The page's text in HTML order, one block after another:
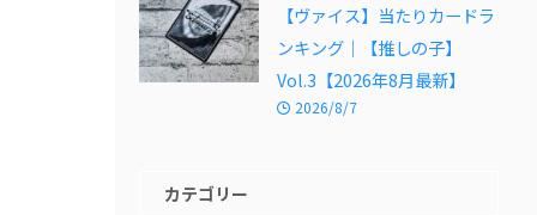
【ヴァイス】当たりカードラ
ンキング｜【推しの子】
Vol.3【2026年8月最新】
2026/8/7
カテゴリー